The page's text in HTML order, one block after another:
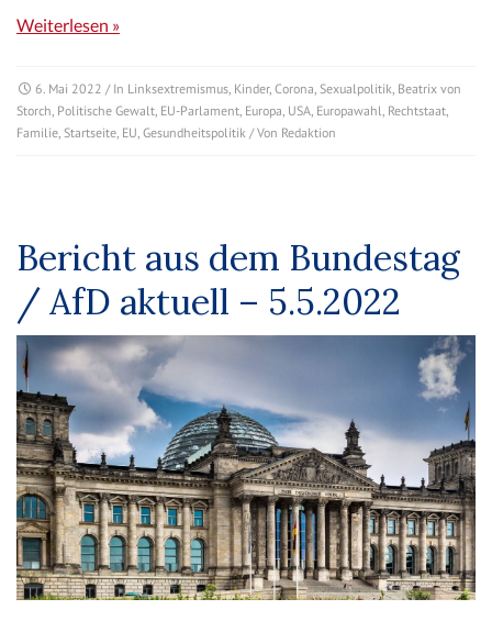
Weiterlesen »
6. Mai 2022 / In Linksextremismus, Kinder, Corona, Sexualpolitik, Beatrix von
Storch, Politische Gewalt, EU-Parlament, Europa, USA, Europawahl, Rechtstaat,
Familie, Startseite, EU, Gesundheitspolitik / Von Redaktion
Bericht aus dem Bundestag
/ AfD aktuell – 5.5.2022